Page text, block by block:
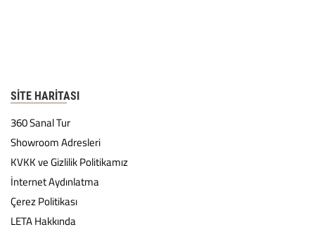
SITE HARITASI
360 Sanal Tur
Showroom Adresleri
KVKK ve Gizlilik Politikamız
İnternet Aydınlatma
Çerez Politikası
LETA Hakkında